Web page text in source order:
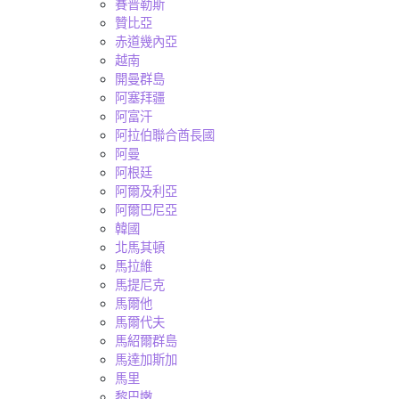
賽普勒斯
贊比亞
赤道幾內亞
越南
開曼群島
阿塞拜疆
阿富汗
阿拉伯聯合酋長國
阿曼
阿根廷
阿爾及利亞
阿爾巴尼亞
韓國
北馬其頓
馬拉維
馬提尼克
馬爾他
馬爾代夫
馬紹爾群島
馬達加斯加
馬里